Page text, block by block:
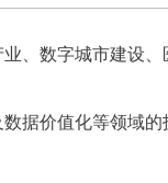
、数字城市建设
据价值化等领域